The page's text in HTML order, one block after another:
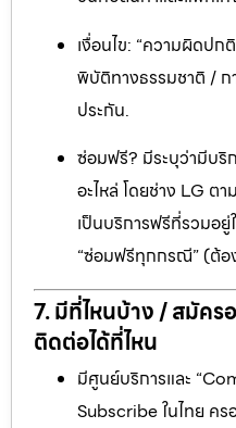
เงื่อนไข: “ความผิดปก
พิบัติทางธรรมชาติ / ก
ประกัน.
ซ่อมฟรี? มีระบุว่ามีบริ
อะไหล่ โดยช่าง LG ต
เป็นบริการฟรีที่รวมอ
“ซ่อมฟรีทุกกรณี” (ต้อ
7. มีที่ไหนบ้าง / สมัคร
ติดต่อได้ที่ไหน
มีศูนย์บริการและ
Subscribe ในไทย ค